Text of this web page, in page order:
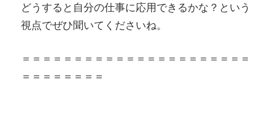
どうすると自分の仕事に応用できるかな？という
視点でぜひ聞いてくださいね。
＝＝＝＝＝＝＝＝＝＝＝＝＝＝＝＝＝＝＝＝＝＝
＝＝＝＝＝＝＝＝